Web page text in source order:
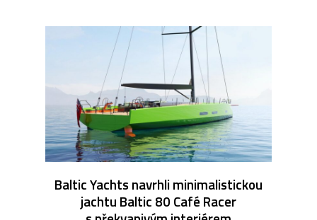
Baltic Yachts navrhli minimalistickou
jachtu Baltic 80 Café Racer